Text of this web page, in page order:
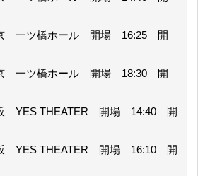
一ツ橋ホール 開場 16:25 開
一ツ橋ホール 開場 18:30 開
YES THEATER 開場 14:40 開
YES THEATER 開場 16:10 開